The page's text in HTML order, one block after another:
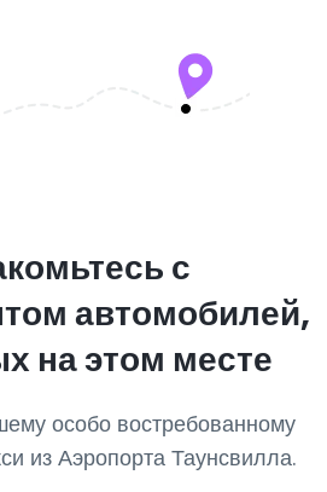
с
автомобилей,
на этом месте
особо востребованному
из Аэропорта Таунсвилла.